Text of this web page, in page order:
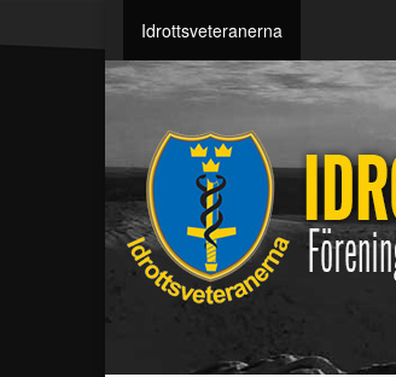
Idrottsveteranerna